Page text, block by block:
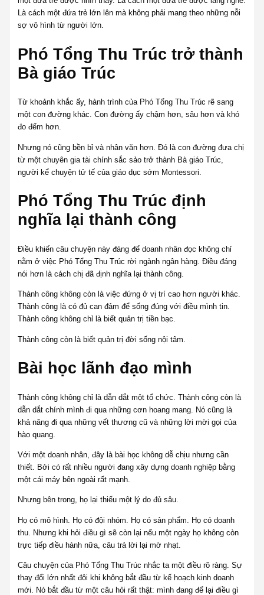
Là cách một đứa trẻ lớn lên mà không phải mang theo những nỗi
sợ vô hình từ người lớn.
Phó Tổng Thu Trúc trở thành
Bà giáo Trúc
Từ khoảnh khắc ấy, hành trình của Phó Tổng Thu Trúc rẽ sang
một con đường khác. Con đường ấy chậm hơn, sâu hơn và khó
đo đếm hơn.
Nhưng nó cũng bền bỉ và nhân văn hơn. Đó là con đường đưa chị
từ một chuyên gia tài chính sắc sảo trở thành Bà giáo Trúc,
người kể chuyện tử tế của giáo dục sớm Montessori.
Phó Tổng Thu Trúc định
nghĩa lại thành công
Điều khiến câu chuyện này đáng để doanh nhân đọc không chỉ
nằm ở việc Phó Tổng Thu Trúc rời ngành ngân hàng. Điều đáng
nói hơn là cách chị đã định nghĩa lại thành công.
Thành công không còn là việc đứng ở vị trí cao hơn người khác.
Thành công là có đủ can đảm để sống đúng với điều mình tin.
Thành công không chỉ là biết quản trị tiền bạc.
Thành công còn là biết quản trị đời sống nội tâm.
Bài học lãnh đạo mình
Thành công không chỉ là dẫn dắt một tổ chức. Thành công còn là
dẫn dắt chính mình đi qua những cơn hoang mang. Nó cũng là
khả năng đi qua những vết thương cũ và những lời mời gọi của
hào quang.
Với một doanh nhân, đây là bài học không dễ chịu nhưng cần
thiết. Bởi có rất nhiều người đang xây dựng doanh nghiệp bằng
một cái máy bên ngoài rất mạnh.
Nhưng bên trong, họ lại thiếu một lý do đủ sâu.
Họ có mô hình. Họ có đội nhóm. Họ có sản phẩm. Họ có doanh
thu. Nhưng khi hỏi điều gì sẽ còn lại nếu một ngày họ không còn
trực tiếp điều hành nữa, câu trả lời lại mờ nhạt.
Câu chuyện của Phó Tổng Thu Trúc nhắc ta một điều rõ ràng. Sự
thay đổi lớn nhất đôi khi không bắt đầu từ kế hoạch kinh doanh
mới. Nó bắt đầu từ một câu hỏi rất thật: mình đang để lại điều gì